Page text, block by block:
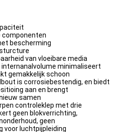
componenten
bescherming
van vloeibare media
internanalvolume minimaliseert
gemakkelijk schoon
is corrosiebestendig, en biedt
aan en brengt
samen
controleklep met drie
geen blokverrichting,
geen
voor luchtpijpleiding